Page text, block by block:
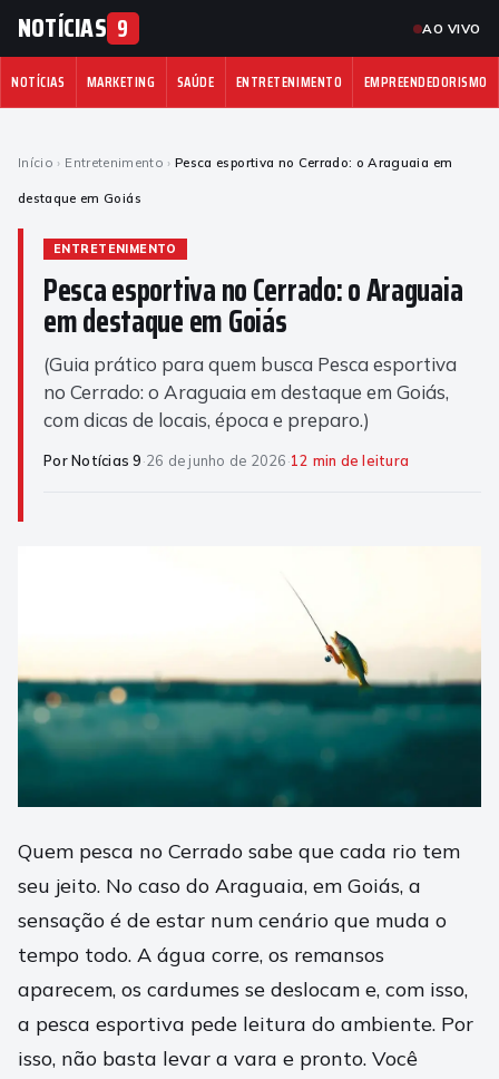
NOTÍCIAS 9 AO VIVO
NOTÍCIAS MARKETING SAÚDE ENTRETENIMENTO EMPREENDEDORISMO
Início › Entretenimento › Pesca esportiva no Cerrado: o Araguaia em
destaque em Goiás
ENTRETENIMENTO
Pesca esportiva no Cerrado: o Araguaia
em destaque em Goiás
(Guia prático para quem busca Pesca esportiva
no Cerrado: o Araguaia em destaque em Goiás,
com dicas de locais, época e preparo.)
Por Notícias 9·26 de junho de 2026·12 min de leitura
Quem pesca no Cerrado sabe que cada rio tem
seu jeito. No caso do Araguaia, em Goiás, a
sensação é de estar num cenário que muda o
tempo todo. A água corre, os remansos
aparecem, os cardumes se deslocam e, com isso,
a pesca esportiva pede leitura do ambiente. Por
isso, não basta levar a vara e pronto. Você